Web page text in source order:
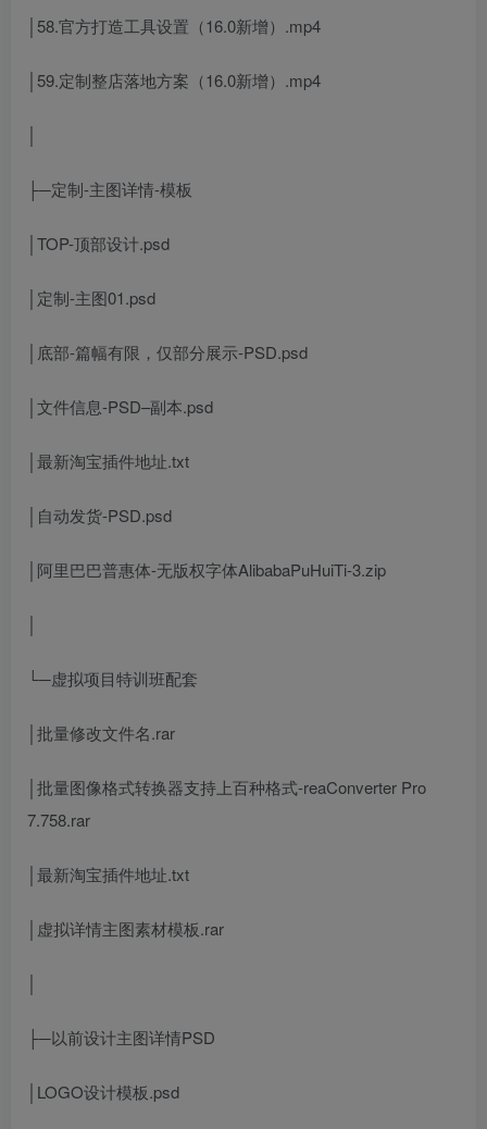
│58.官方打造工具设置（16.0新增）.mp4
│59.定制整店落地方案（16.0新增）.mp4
├─定制-主图详情-模板
│TOP-顶部设计.psd
│定制-主图01.psd
│底部-篇幅有限，仅部分展示-PSD.psd
│文件信息-PSD–副本.psd
│最新淘宝插件地址.txt
│自动发货-PSD.psd
│阿里巴巴普惠体-无版权字体AlibabaPuHuiTi-3.zip
└─虚拟项目特训班配套
│批量修改文件名.rar
│批量图像格式转换器支持上百种格式-reaConverter Pro
7.758.rar
│最新淘宝插件地址.txt
│虚拟详情主图素材模板.rar
├─以前设计主图详情PSD
│LOGO设计模板.psd